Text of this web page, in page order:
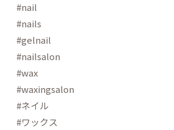
#nail
#nails
#gelnail
#nailsalon
#wax
#waxingsalon
#ネイル
#ワックス